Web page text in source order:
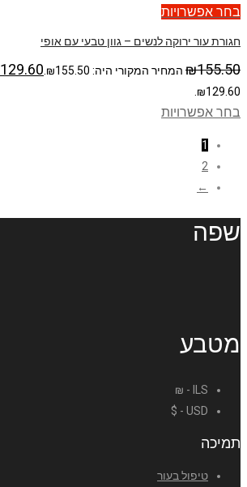
בחר אפשרויות
חגורת עור ירוקה לנשים – גוון טבעי עם אופי
₪155.50 המחיר המקורי היה: ₪155.50. 129.60
₪129.60.
בחר אפשרויות
1
2
←
שפה
מטבע
ILS - ₪
USD - $
תמיכה
טיפול בעור